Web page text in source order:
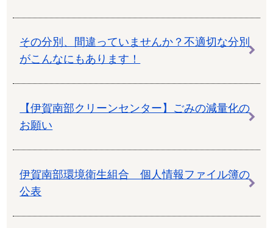
その分別、間違っていませんか？不適切な分別
がこんなにもあります！
【伊賀南部クリーンセンター】ごみの減量化の
お願い
伊賀南部環境衛生組合 個人情報ファイル簿の
公表